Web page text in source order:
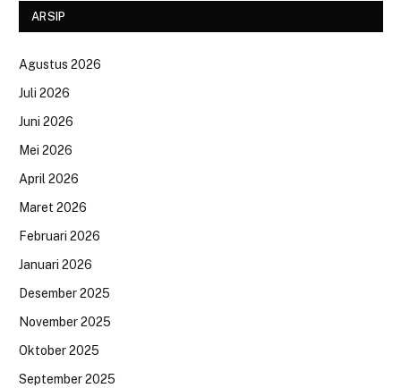
ARSIP
Agustus 2026
Juli 2026
Juni 2026
Mei 2026
April 2026
Maret 2026
Februari 2026
Januari 2026
Desember 2025
November 2025
Oktober 2025
September 2025